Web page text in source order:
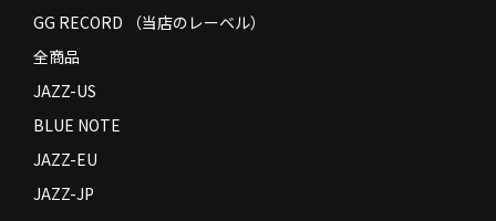
特定商取引法に基づく表示
Contact
GG RECORD （当店のレーベル）
全商品
JAZZ-US
BLUE NOTE
JAZZ-EU
JAZZ-JP